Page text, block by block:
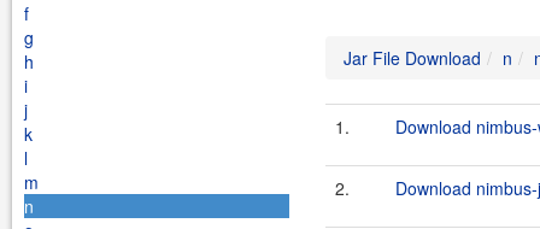
f
g
h
i
j
k
l
m
n
Jar File Download n
1. Download
2. Download